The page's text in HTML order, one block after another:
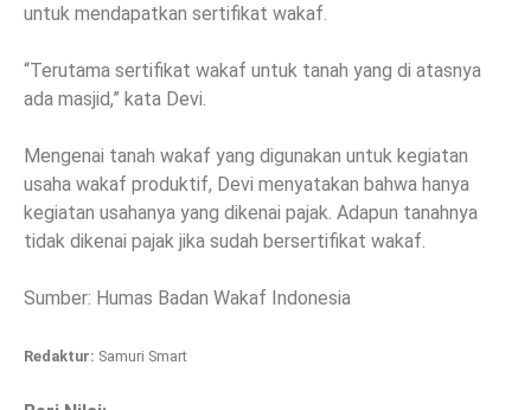
untuk mendapatkan sertifikat wakaf.
“Terutama sertifikat wakaf untuk tanah yang di atasnya
ada masjid,” kata Devi.
Mengenai tanah wakaf yang digunakan untuk kegiatan
usaha wakaf produktif, Devi menyatakan bahwa hanya
kegiatan usahanya yang dikenai pajak. Adapun tanahnya
tidak dikenai pajak jika sudah bersertifikat wakaf.
Sumber: Humas Badan Wakaf Indonesia
Redaktur: Samuri Smart